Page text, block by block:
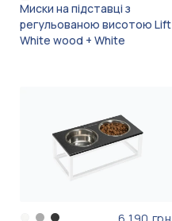
Миски на підставці з
регульованою висотою Lift
White wood + White